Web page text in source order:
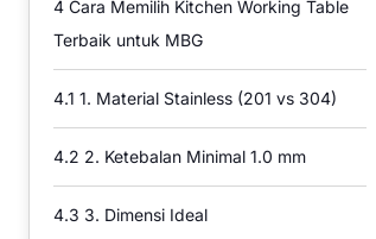
4 Cara Memilih Kitchen Working Table
Terbaik untuk MBG
4.1 1. Material Stainless (201 vs 304)
4.2 2. Ketebalan Minimal 1.0 mm
4.3 3. Dimensi Ideal